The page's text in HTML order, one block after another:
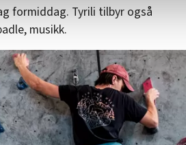
formiddag. Tyrili tilbyr også
musikk.